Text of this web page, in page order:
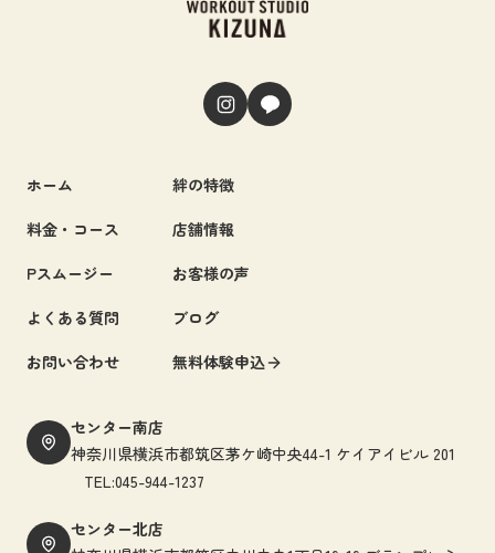
ホーム
絆の特徴
料金・コース
店舗情報
Pスムージー
お客様の声
よくある質問
ブログ
お問い合わせ
無料体験申込
センター南店
神奈川県横浜市都筑区茅ケ崎中央44-1 ケイアイビル 201
TEL:045-944-1237
センター北店